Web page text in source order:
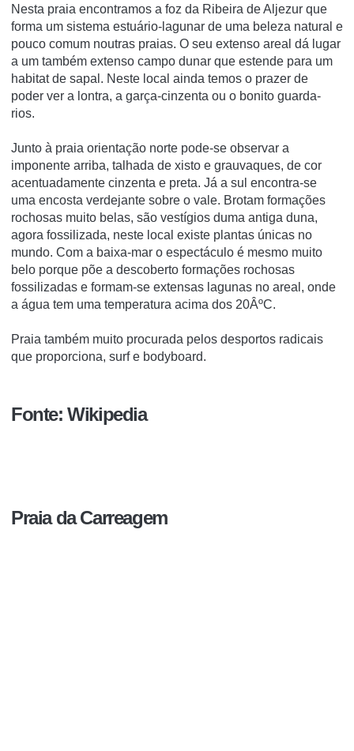
Nesta praia encontramos a foz da Ribeira de Aljezur que
forma um sistema estuário-lagunar de uma beleza natural e
pouco comum noutras praias. O seu extenso areal dá lugar
a um também extenso campo dunar que estende para um
habitat de sapal. Neste local ainda temos o prazer de
poder ver a lontra, a garça-cinzenta ou o bonito guarda-
rios.
Junto à praia orientação norte pode-se observar a
imponente arriba, talhada de xisto e grauvaques, de cor
acentuadamente cinzenta e preta. Já a sul encontra-se
uma encosta verdejante sobre o vale. Brotam formações
rochosas muito belas, são vestí­gios duma antiga duna,
agora fossilizada, neste local existe plantas únicas no
mundo. Com a baixa-mar o espectáculo é mesmo muito
belo porque põe a descoberto formações rochosas
fossilizadas e formam-se extensas lagunas no areal, onde
a água tem uma temperatura acima dos 20ÂºC.
Praia também muito procurada pelos desportos radicais
que proporciona, surf e bodyboard.
Fonte: Wikipedia
Praia da Carreagem